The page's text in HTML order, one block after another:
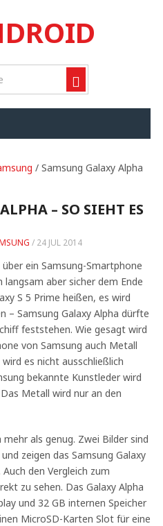
/ Samsung Galaxy Alpha
– SO SIEHT ES
/ 24 JUL 2014
ein Samsung-Smartphone
aber sicher dem Ende
S 5 Prime heißen, es wird
– Samsung Galaxy Alpha dürfte
feststehen. Wie gesagt wird
von Samsung auch Metall
es nicht ausschließlich
bekannte Kunstleder wird
Metall wird nur an den
als genug. Zwei Bilder sind
zeigen das Samsung Galaxy
den Vergleich zum
zu sehen. Das Galaxy Alpha
und 32 GB internen Speicher
MicroSD-Karten Slot für eine